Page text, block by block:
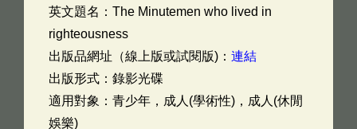
英文題名： The Minutemen who lived in
righteousness
出版品網址（線上版或試閱版)： 連結
出版形式：錄影光碟
適用對象：青少年，成人(學術性)，成人(休閒
娛樂)